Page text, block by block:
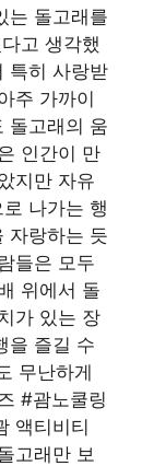
는 돌고래를
고 생각했
특히 사랑받
주 가까이
돌고래의 움
인간이 만
지만 자유
나가는 행
자랑하는 듯
들은 모두
위에서 돌
가 있는 장
을 즐길 수
무난하게
#괌노쿨링
액티비티
고래만 보